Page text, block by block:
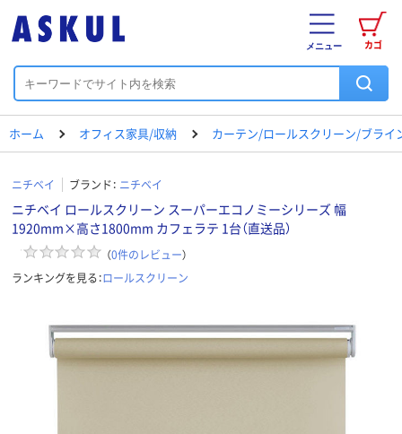
カゴ
メニュー
ホーム オフィス家具/収納 カーテン/ロールスクリーン/ブライ
ニチベイ ブランド： ニチベイ
ニチベイ ロールスクリーン スーパーエコノミーシリーズ 幅
1920mm×高さ1800mm カフェラテ 1台（直送品）
（0件のレビュー）
ランキングを見る：ロールスクリーン